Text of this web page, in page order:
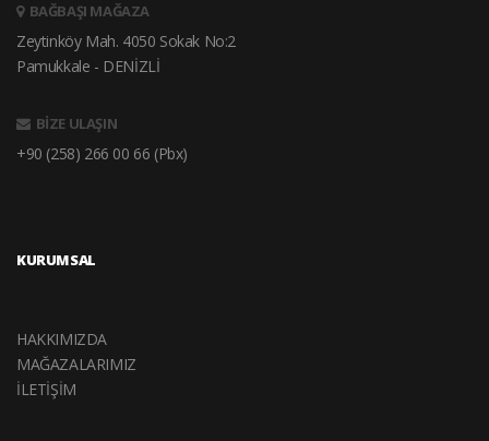
BAĞBAŞI MAĞAZA
Zeytinköy Mah. 4050 Sokak No:2
Pamukkale - DENİZLİ
BİZE ULAŞIN
+90 (258) 266 00 66 (Pbx)
KURUMSAL
HAKKIMIZDA
MAĞAZALARIMIZ
İLETİŞİM